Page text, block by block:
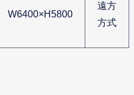
W6400×H5800
遠方
方式